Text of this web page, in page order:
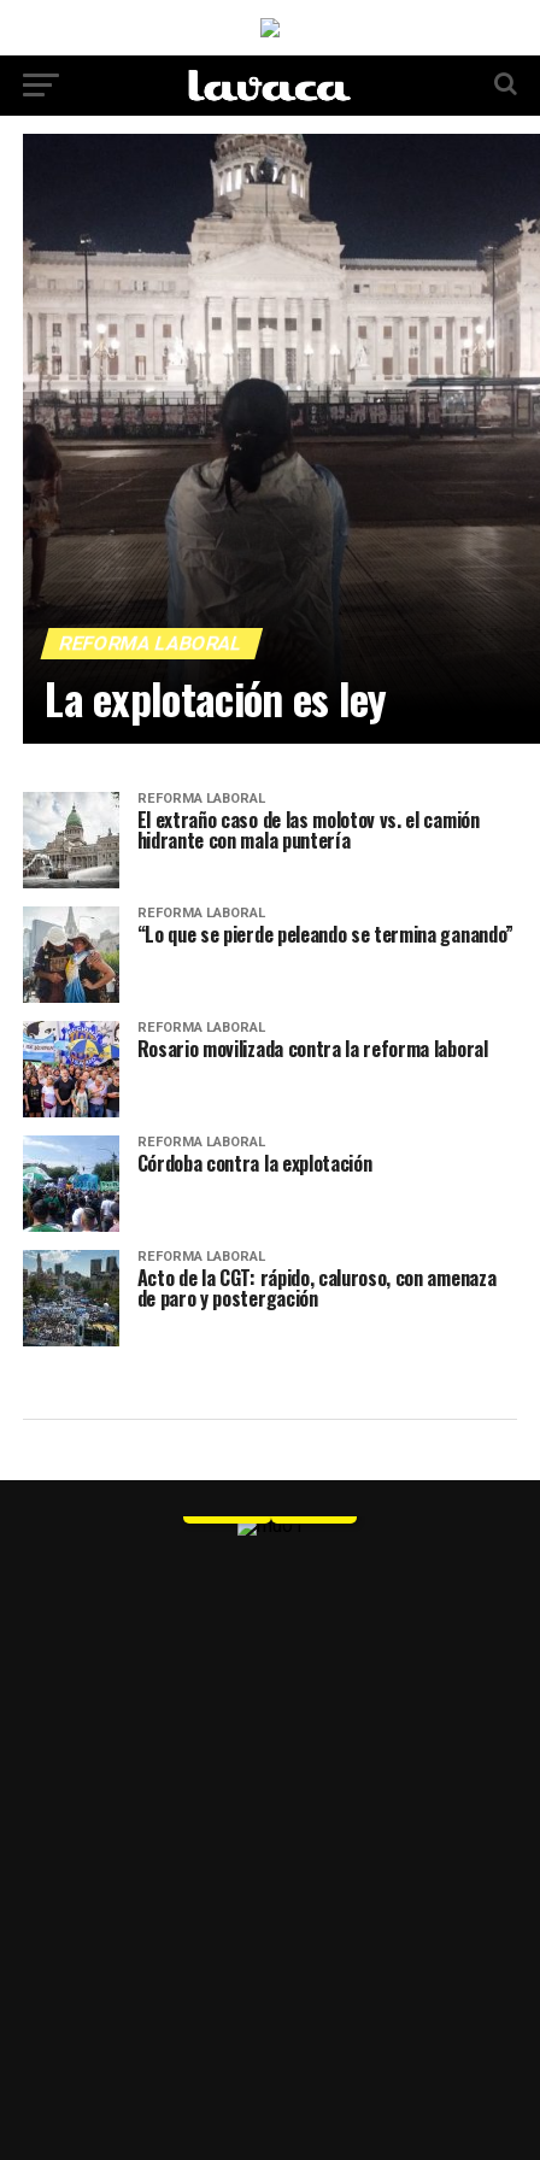
REFORMA LABORAL
La explotación es ley
REFORMA LABORAL
El extraño caso de las molotov vs. el camión
hidrante con mala puntería
REFORMA LABORAL
“Lo que se pierde peleando se termina ganando”
REFORMA LABORAL
Rosario movilizada contra la reforma laboral
REFORMA LABORAL
Córdoba contra la explotación
REFORMA LABORAL
Acto de la CGT: rápido, caluroso, con amenaza
de paro y postergación